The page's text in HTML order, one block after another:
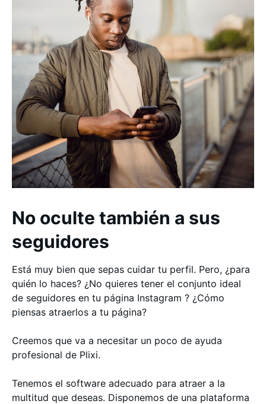
No oculte también a sus
seguidores
Está muy bien que sepas cuidar tu perfil. Pero, ¿para
quién lo haces? ¿No quieres tener el conjunto ideal
de seguidores en tu página Instagram ? ¿Cómo
piensas atraerlos a tu página?
Creemos que va a necesitar un poco de ayuda
profesional de Plixi.
Tenemos el software adecuado para atraer a la
multitud que deseas. Disponemos de una plataforma